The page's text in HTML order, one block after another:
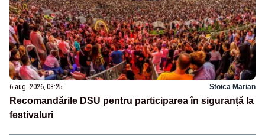
6 aug. 2026, 08:25 Stoica Marian
Recomandările DSU pentru participarea în siguranță la
festivaluri